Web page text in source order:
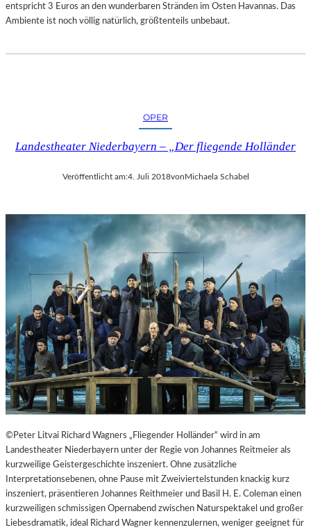
entspricht 3 Euros an den wunderbaren Stränden im Osten Havannas. Das
Ambiente ist noch völlig natürlich, größtenteils unbebaut.
OPER
Landestheater Niederbayern – „Der fliegende Holländer
Veröffentlicht am:4. Juli 2018vonMichaela Schabel
©Peter Litvai Richard Wagners „Fliegender Holländer“ wird in am
Landestheater Niederbayern unter der Regie von Johannes Reitmeier als
kurzweilige Geistergeschichte inszeniert. Ohne zusätzliche
Interpretationsebenen, ohne Pause mit Zweiviertelstunden knackig kurz
inszeniert, präsentieren Johannes Reithmeier und Basil H. E. Coleman einen
kurzweiligen schmissigen Opernabend zwischen Naturspektakel und großer
Liebesdramatik, ideal Richard Wagner kennenzulernen, weniger geeignet für